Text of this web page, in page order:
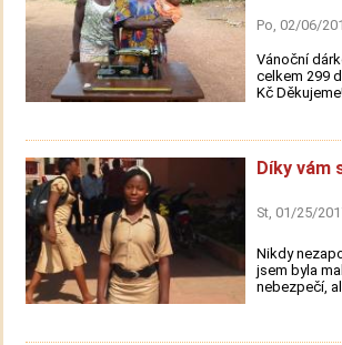
Po, 02/06/
Vánoční
celkem 299
Kč
Díky vám
St, 01/25/
Nikdy
jsem byla
nebezpečí,